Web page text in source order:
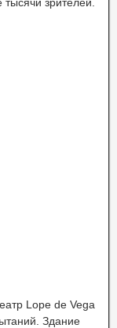
Lope de Vega
Здание